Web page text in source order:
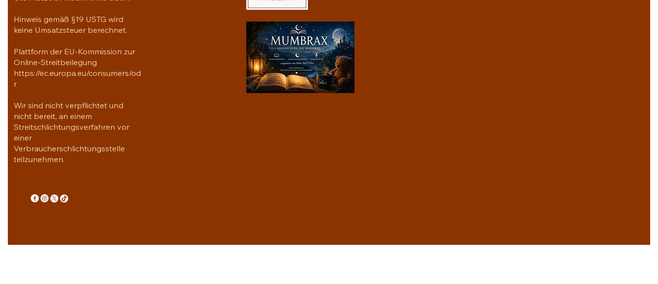
Hinweis gemäß §19 USTG wird
keine Umsatzsteuer berechnet.
Plattform der EU-Kommission zur
Online-Streitbeilegung
https://ec.europa.eu/consumers/od
r
Wir sind nicht verpflichtet und
nicht bereit, an einem
Streitschlichtungsverfahren vor
einer
Verbraucherschlichtungsstelle
teilzunehmen.